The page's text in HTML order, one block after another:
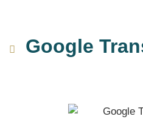
Google